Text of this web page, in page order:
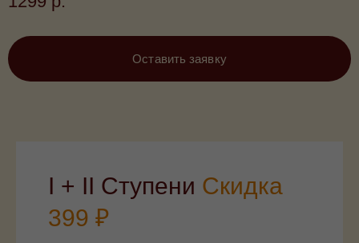
Оставить заявку
I + II Ступени Скидка
399 ₽
весь жизненный путь. Я желаю, чтобы ваши дети
когда-то получила я!"